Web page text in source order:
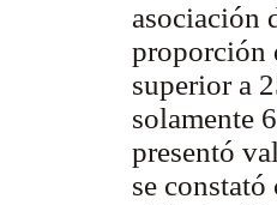
asociación
proporción
superior a
solamente
presentó
se